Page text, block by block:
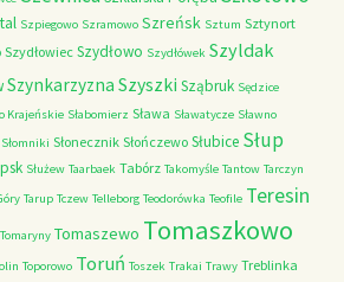
Szpiegowo Szramowo Szreńsk Sztum Sztynort
Szydłowiec Szydłowo Szydłówek Szyldak
Szynkarzyzna Szyszki Sząbruk Sędzice
Krajeńskie Słabomierz Sława Sławatycze Sławno
Słomniki Słonecznik Słończewo Słubice Słup
Służew Taarbaek Tabórz Takomyśle Tantow Tarczyn
Tarup Tczew Telleborg Teodorówka Teofile Teresin
Tomaryny Tomaszewo Tomaszkowo
Toporowo Toruń Toszek Trakai Trawy Treblinka